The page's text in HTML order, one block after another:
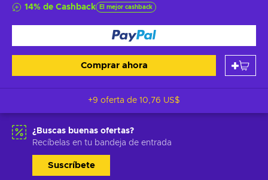
14% de Cashback El mejor cashback
Comprar ahora
+9 oferta de 10,76 US$
¿Buscas buenas ofertas?
Recíbelas en tu bandeja de entrada
Suscríbete